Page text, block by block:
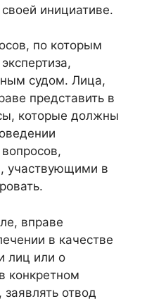
своей инициативе.
по которым
судом. Лица,
представить в
которые должны
участвующими в
вправе
в качестве
лиц или о
конкретном
отвод